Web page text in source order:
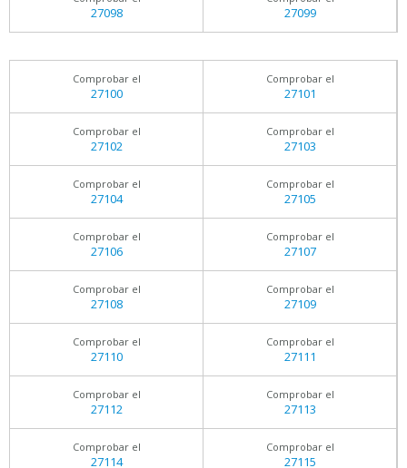
27098 27099
Comprobar el
27100
Comprobar el
27101
Comprobar el
27102
Comprobar el
27103
Comprobar el
27104
Comprobar el
27105
Comprobar el
27106
Comprobar el
27107
Comprobar el
27108
Comprobar el
27109
Comprobar el
27110
Comprobar el
27111
Comprobar el
27112
Comprobar el
27113
Comprobar el
27114
Comprobar el
27115